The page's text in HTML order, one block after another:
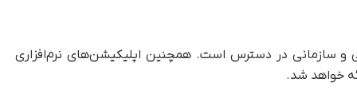
سازمانی در دسترس است. همچنین اپلیکیشن‌های نرم‌افزاری